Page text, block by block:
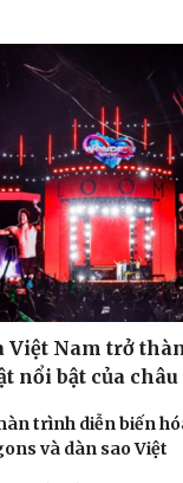
Việt Nam trở
nổi bật của châu
trình diễn biến
và dàn sao Việt